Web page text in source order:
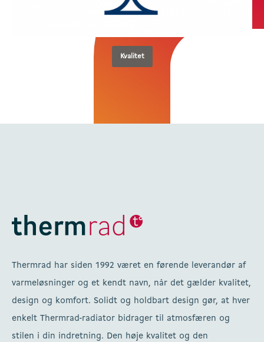
Kvalitet
Thermrad har siden 1992 været en førende leverandør af
varmeløsninger og et kendt navn, når det gælder kvalitet,
design og komfort. Solidt og holdbart design gør, at hver
enkelt Thermrad-radiator bidrager til atmosfæren og
stilen i din indretning. Den høje kvalitet og den